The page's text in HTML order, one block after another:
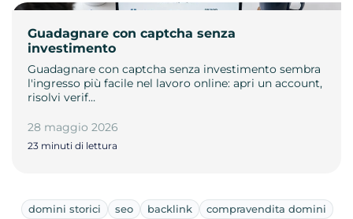
Guadagnare con captcha senza
investimento
Guadagnare con captcha senza investimento sembra
l'ingresso più facile nel lavoro online: apri un account,
risolvi verif…
28 maggio 2026
23 minuti di lettura
domini storici seo backlink compravendita domini